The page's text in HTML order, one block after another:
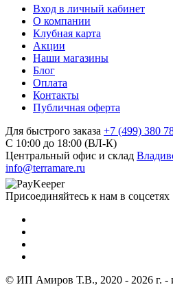
Вход в личный кабинет
О компании
Клубная карта
Акции
Наши магазины
Блог
Оплата
Контакты
Публичная оферта
Для быстрого заказа +7 (499) 380
C 10:00 до 18:00 (ВЛ-К)
Центральный офис и склад
info@terramare.ru
Присоединяйтесь к нам в соцсетях
© ИП Амиров Т.В., 2020 - 2026 г. -